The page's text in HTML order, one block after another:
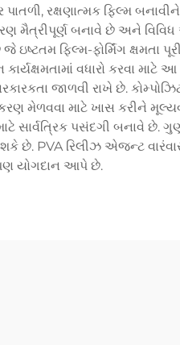
રક્ષણાત્મક ફિલ્મ
મૈત્રીપૂર્ણ બનાવે છે અને
ફિલ્મ-ફોર્મિંગ ક્ષમતા
વધારો કરવા માટે
જાળવી રાખે છે. કોમ્પોઝિટ
મેળવવા માટે ખાસ કરીને
સાર્વત્રિક પસંદગી બનાવે છે.
છે. PVA રિલીઝ એજન્ટ
પણ યોગદાન આપે છે.